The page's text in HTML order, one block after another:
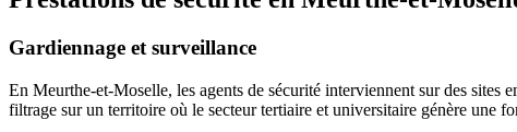
Gardiennage et surveillance
En Meurthe-et-Moselle, les agents de sécurité interviennent sur des sites
filtrage sur un territoire où le secteur tertiaire et universitaire génère une